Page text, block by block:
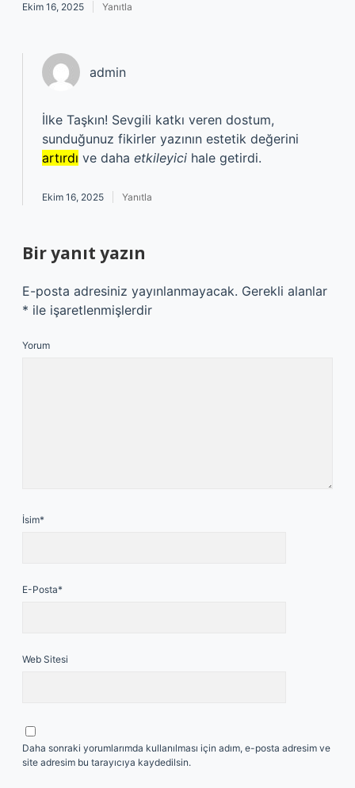
Ekim 16, 2025 Yanıtla
admin
İlke Taşkın! Sevgili katkı veren dostum,
sunduğunuz fikirler yazının estetik değerini
artırdı ve daha etkileyici hale getirdi.
Ekim 16, 2025 Yanıtla
Bir yanıt yazın
E-posta adresiniz yayınlanmayacak. Gerekli alanlar
* ile işaretlenmişlerdir
Yorum
İsim*
E-Posta*
Web Sitesi
Daha sonraki yorumlarımda kullanılması için adım, e-posta adresim ve
site adresim bu tarayıcıya kaydedilsin.